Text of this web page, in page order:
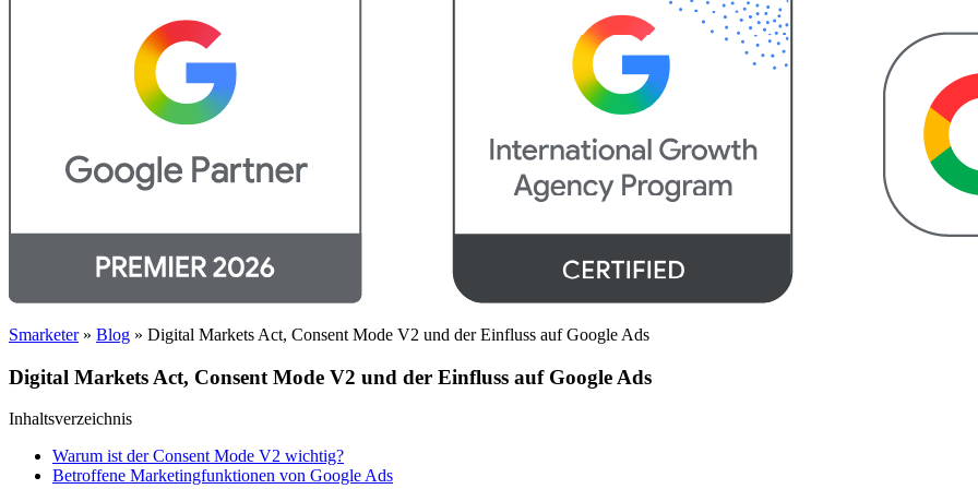
Smarketer» Blog » Digital Markets Act, Consent Mode V2 und der Einfluss auf Google Ads
Digital Markets Act, Consent Mode V2 und der Einfluss auf Google Ads
Inhaltsverzeichnis
Warum ist der Consent Mode V2 wichtig?
Betroffene Marketingfunktionen von Google Ads